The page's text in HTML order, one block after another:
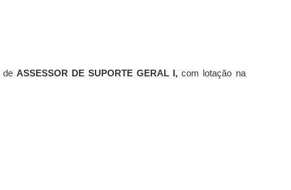
de ASSESSOR DE SUPORTE GERAL I, com lotação na